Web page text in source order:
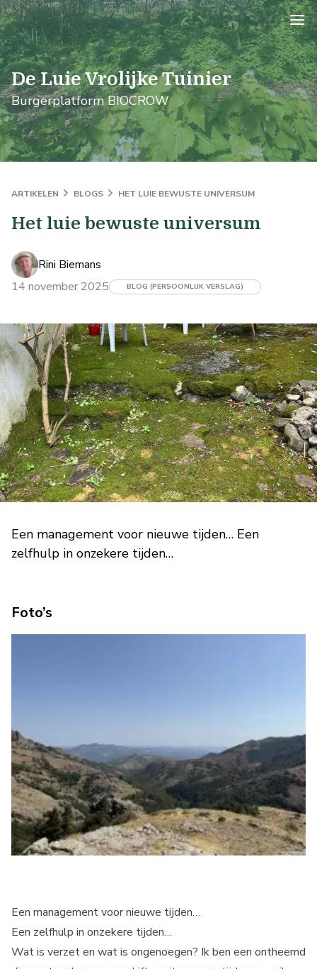
logo
De Luie Vrolijke Tuinier
Burgerplatform BIOCROW
ARTIKELEN BLOGS HET LUIE BEWUSTE UNIVERSUM
Het luie bewuste universum
Rini Biemans
14 november 2025
BLOG (PERSOONLIJK VERSLAG)
Een management voor nieuwe tijden… Een
zelfhulp in onzekere tijden…
Foto’s
Een management voor nieuwe tijden…
Een zelfhulp in onzekere tijden…
Wat is verzet en wat is ongenoegen? Ik ben een ontheemd